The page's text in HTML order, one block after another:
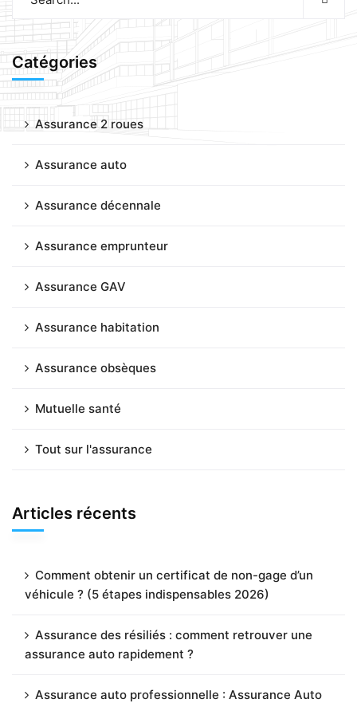
Catégories
Assurance 2 roues
Assurance auto
Assurance décennale
Assurance emprunteur
Assurance GAV
Assurance habitation
Assurance obsèques
Mutuelle santé
Tout sur l'assurance
Articles récents
Comment obtenir un certificat de non-gage d’un
véhicule ? (5 étapes indispensables 2026)
Assurance des résiliés : comment retrouver une
assurance auto rapidement ?
Assurance auto professionnelle : Assurance Auto